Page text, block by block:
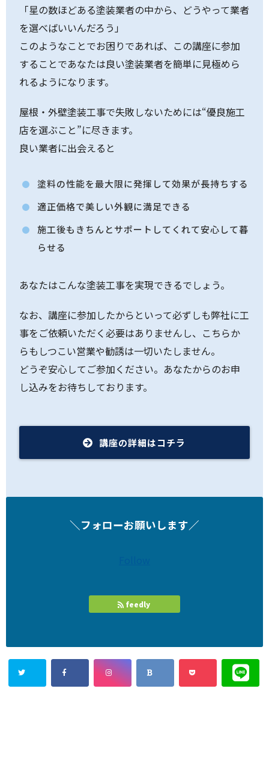
「星の数ほどある塗装業者の中から、どうやって業者
を選べばいいんだろう」
このようなことでお困りであれば、この講座に参加
することであなたは良い塗装業者を簡単に見極めら
れるようになります。
屋根・外壁塗装工事で失敗しないためには“優良施工
店を選ぶこと”に尽きます。
良い業者に出会えると
塗料の性能を最大限に発揮して効果が長持ちする
適正価格で美しい外観に満足できる
施工後もきちんとサポートしてくれて安心して暮
らせる
あなたはこんな塗装工事を実現できるでしょう。
なお、講座に参加したからといって必ずしも弊社に工
事をご依頼いただく必要はありませんし、こちらか
らもしつこい営業や勧誘は一切いたしません。
どうぞ安心してご参加ください。あなたからのお申
し込みをお待ちしております。
講座の詳細はコチラ
＼フォローお願いします／
feedly